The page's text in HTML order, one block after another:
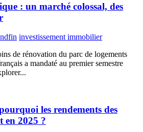
: un marché colossal, des
investissement immobilier
de rénovation du parc de logements
a mandaté au premier semestre
les rendements des
en 2025 ?